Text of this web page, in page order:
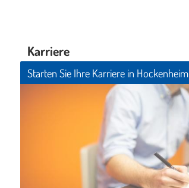
Karriere
Starten Sie Ihre Karriere in Hockenheim